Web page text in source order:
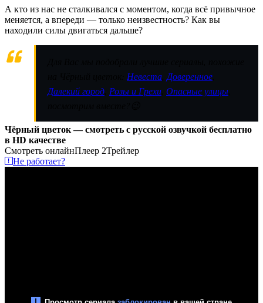
А кто из нас не сталкивался с моментом, когда всё привычное
меняется, а впереди — только неизвестность? Как вы
находили силы двигаться дальше?
Невеста Доверенное
Далекий город Розы и Грехи Опасные улицы
Чёрный цветок — смотреть с русской озвучкой бесплатно
в HD качестве
Смотреть онлайнПлеер 2Трейлер
Не работает?